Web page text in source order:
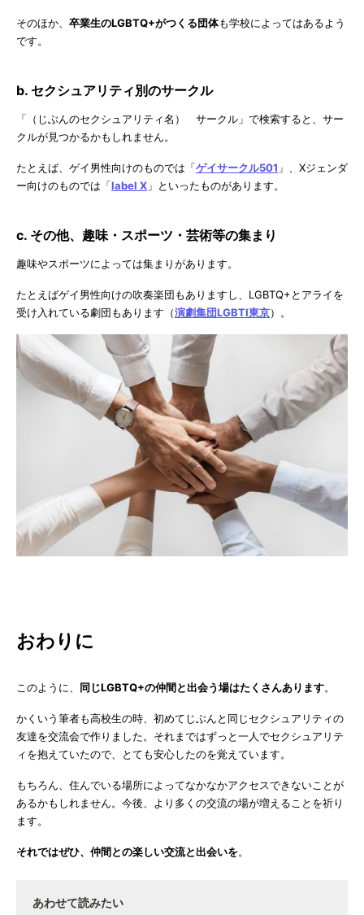
そのほか、 卒業生のLGBTQ+がつくる団体も学校によってはあるよう
です。
b. セクシュアリティ別のサークル
「（じぶんのセクシュアリティ名） サークル」で検索すると、サー
クルが見つかるかもしれません。
たとえば、ゲイ男性向けのものでは「ゲイサークル501 」、Xジェンダ
ー向けのものでは「label X 」といったものがあります。
c. その他、趣味・スポーツ・芸術等の集まり
趣味やスポーツによっては集まりがあります。
たとえばゲイ男性向けの吹奏楽団もありますし、LGBTQ+とアライを
受け入れている劇団もあります（演劇集団LGBTI東京）。
おわりに
このように、 同じLGBTQ+の仲間と出会う場はたくさんあります。
かくいう筆者も高校生の時、初めてじぶんと同じセクシュアリティの
友達を交流会で作りました。それまではずっと一人でセクシュアリテ
ィを抱えていたので、とても安心したのを覚えています。
もちろん、住んでいる場所によってなかなかアクセスできないことが
あるかもしれません。今後、より多くの交流の場が増えることを祈り
ます。
それではぜひ、仲間との楽しい交流と出会いを。